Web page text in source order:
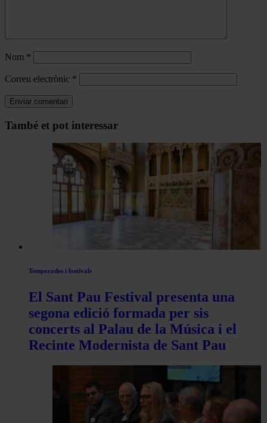
Nom *
Correu electrònic *
Navegar
També et pot interessar
Temporades i festivals
El Sant Pau Festival presenta una
segona edició formada per sis
concerts al Palau de la Música i el
Recinte Modernista de Sant Pau